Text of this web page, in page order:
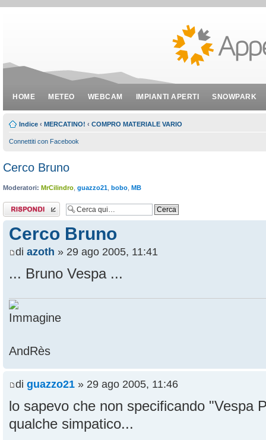
HOME METEO WEBCAM IMPIANTI APERTI SNOWPARK
Indice ‹ MERCATINO! ‹ COMPRO MATERIALE VARIO
Connettiti con Facebook
Cerco Bruno
Moderatori: MrCilindro guazzo21 bobo MB
Rispondi al
messaggio
Cerco Bruno
di azoth » 29 ago 2005, 11:41
... Bruno Vespa ...
AndRès
di guazzo21 » 29 ago 2005, 11:46
lo sapevo che non specificando "Vespa
qualche simpatico...